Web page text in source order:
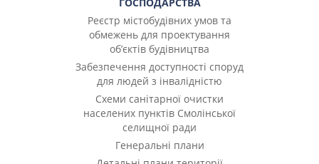
ГОСПОДАРСТВА
Реєстр містобудівних умов та
обмежень для проектування
об’єктів будівництва
Забезпечення доступності споруд
для людей з інвалідністю
Cхеми санітарної очистки
населених пунктів Смолінської
селищної ради
Генеральні плани